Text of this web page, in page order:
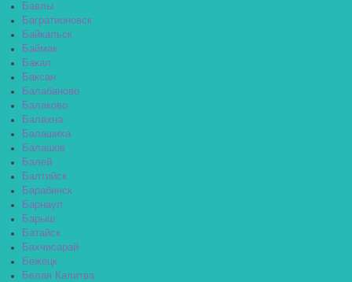
Бавлы
Багратионовск
Байкальск
Баймак
Бакал
Баксан
Балабаново
Балаково
Балахна
Балашиха
Балашов
Балей
Балтийск
Барабинск
Барнаул
Барыш
Батайск
Бахчисарай
Бежецк
Белая Калитва